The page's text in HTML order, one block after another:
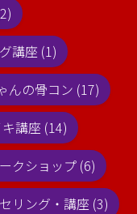
講座 (1)
んの骨コン (17)
キ講座 (14)
クショップ (6)
リング・講座 (3)